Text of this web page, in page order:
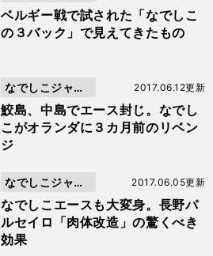
ベルギー戦で試された「なでしこ
の３バック」で見えてきたもの
ン
鮫島、中島でエース封じ。なでし
こがオランダに３カ月前のリベン
ジ
2017.06.12更新
なでしこジャパ
ン
なでしこエースも大変身。長野パ
ルセイロ「肉体改造」の驚くべき
効果
2017.06.05更新
なでしこジャパ
ン